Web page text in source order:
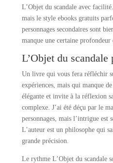
L’Objet du scandale avec
mais le style ebooks gratuits
personnages secondaires sont
manque une certaine
L’Objet du scandale
Un livre qui vous fera réfléchir
expériences, mais qui manque
élégante et invite à la réflexion
complexe. J’ai été déçu par le
personnages, mais l’intrigue est
L’auteur est un philosophe qui
grande précision.
Le rythme L’Objet du scandale